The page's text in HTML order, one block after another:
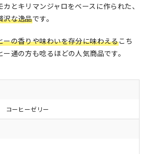
とキリマンジャロをベースに作られた、
沢な逸品です。
ーの香りや味わいを存分に味わえるこち
通の方も唸るほどの人気商品です。
コーヒーゼリー